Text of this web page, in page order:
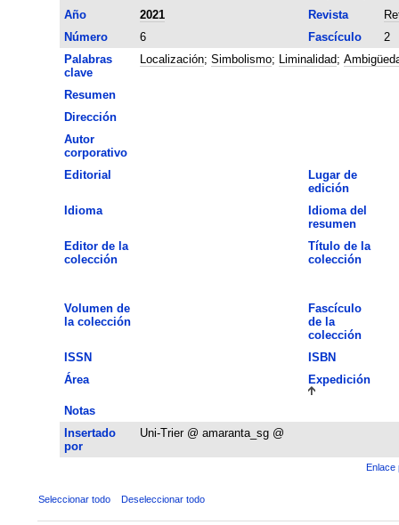
Año
2021 Revista
Número
6 Fascículo
2
Palabras
clave
Localización; Simbolismo; Liminalidad;
Resumen
Dirección
Autor
corporativo
Editorial
Lugar de
edición
Idioma
Idioma del
resumen
Editor de la
colección
Título de la
colección
Volumen de
la colección
Fascículo
de la
colección
ISSN
ISBN
Área
Expedición
Notas
Insertado
por
Uni-Trier @ amaranta_sg @
Enlace
Seleccionar todo Deseleccionar todo